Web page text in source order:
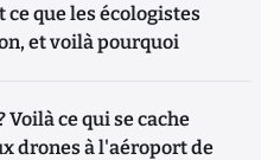
ce que les écologistes
et voilà pourquoi
Voilà ce qui se cache
drones à l'aéroport de